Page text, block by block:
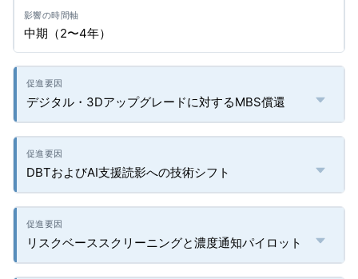
中期（2〜4年）
デジタル・3Dアップグレードに対するMBS償還
DBTおよびAI支援読影への技術シフト
リスクベーススクリーニングと濃度通知パイロット